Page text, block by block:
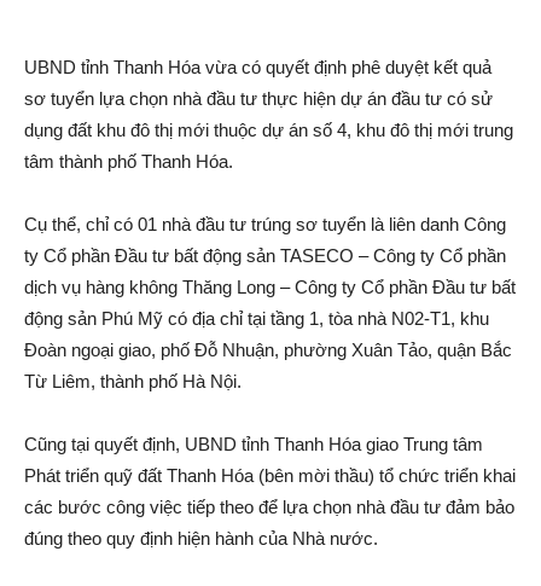
UBND tỉnh Thanh Hóa vừa có quyết định phê duyệt kết quả
sơ tuyển lựa chọn nhà đầu tư thực hiện dự á‌n đầu tư có sử
dụng đất khu đô thị mới thuộc dự á‌n số 4, khu đô thị mới trung
tâm thành phố Thanh Hóa.
Cụ thể, chỉ có 01 nhà đầu tư trúng sơ tuyển là liên danh Công
ty Cổ phần Đầu tư bấ‌t độn‌g sả‌n TASECO – Công ty Cổ phần
dịc‌h vụ hàng không Thăng Long – Công ty Cổ phần Đầu tư bấ‌t
độn‌g sả‌n Phú Mỹ có địa chỉ tại tầng 1, tò‌a nhà N02-T1, khu
Đoàn ngoại giao, phố Đỗ Nhuận, phường Xuân Tảo, quận Bắc
Từ Liêm, thành phố Hà Nội.
Cũng tại quyết định, UBND tỉnh Thanh Hóa giao Trung tâm
Phát triển quỹ đất Thanh Hóa (bên mời thầu) tổ chức triển khai
các bước công việc tiếp theo để lựa chọn nhà đầu tư đảm bảo
đúng theo quy định hiện hành của Nhà nước.